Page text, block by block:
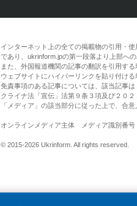
インターネット上の全ての掲載物の引用・
であり、ukrinform.jpの第一段落より上部へ
また、外国報道機関の記事の翻訳を引用す
ウェブサイトにハイパーリンクを貼り付け
免責事項のある記事については、該当記事
クライナ法「宣伝」法第９条３項及び２０
「メディア」の該当部分に従った上で、合
オンラインメディア主体 メディア識別番号
© 2015-2026 Ukrinform. All rights reserved.